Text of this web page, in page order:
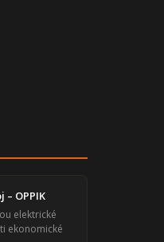
OPPIK
elektrické
ekonomické